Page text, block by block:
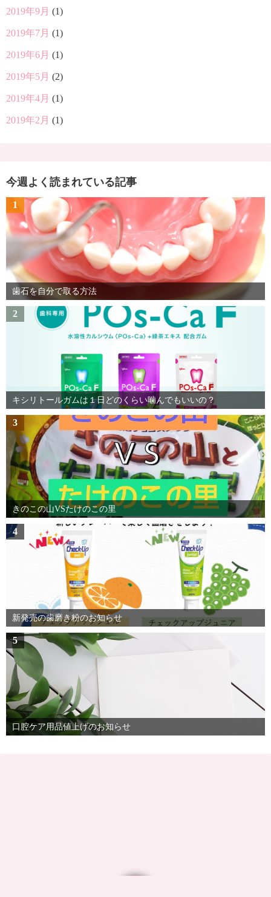
2019年9月 (1)
2019年7月 (1)
2019年6月 (1)
2019年5月 (2)
2019年4月 (1)
2019年2月 (1)
今週よく読まれている記事
1
歯石を自分で取る方法
2
キシリトールガムは１日どのくらい噛んでもいいの？
3
きのこの山VSたけのこの里
4
新発売の歯磨き粉のお知らせ
5
口腔ケア用品値上げのお知らせ